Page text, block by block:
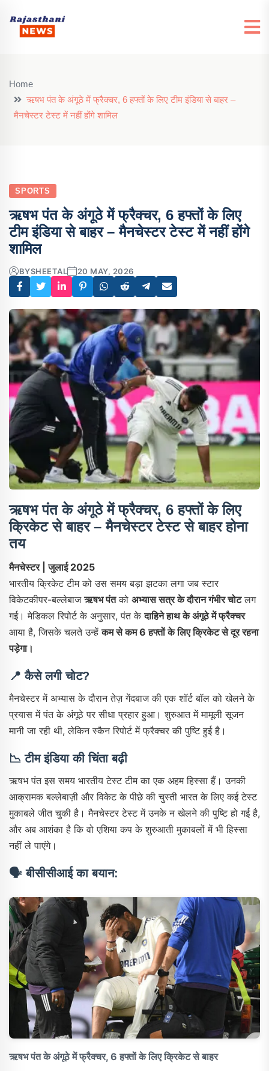
Home
ऋषभ पंत के अंगूठे में फ्रैक्चर, 6 हफ्तों के लिए टीम इंडिया से बाहर –
मैनचेस्टर टेस्ट में नहीं होंगे शामिल
SPORTS
ऋषभ पंत के अंगूठे में फ्रैक्चर, 6 हफ्तों के लिए
टीम इंडिया से बाहर – मैनचेस्टर टेस्ट में नहीं होंगे
शामिल
BYSHEETAL 20 MAY, 2026
ऋषभ पंत के अंगूठे में फ्रैक्चर, 6 हफ्तों के लिए
क्रिकेट से बाहर – मैनचेस्टर टेस्ट से बाहर होना
तय
मैनचेस्टर | जुलाई 2025
भारतीय क्रिकेट टीम को उस समय बड़ा झटका लगा जब स्टार
विकेटकीपर-बल्लेबाजऋषभ पंतको अभ्यास सत्र के दौरान गंभीर चोटलग
गई। मेडिकल रिपोर्ट के अनुसार, पंत केदाहिने हाथ के अंगूठे में फ्रैक्चर
आया है, जिसके चलते उन्हेंकम से कम 6 हफ्तों के लिए क्रिकेट से दूर रहना
पड़ेगा।
📍कैसे लगी चोट?
मैनचेस्टर में अभ्यास के दौरान तेज़ गेंदबाज की एक शॉर्ट बॉल को खेलने के
प्रयास में पंत के अंगूठे पर सीधा प्रहार हुआ। शुरुआत में मामूली सूजन
मानी जा रही थी, लेकिन स्कैन रिपोर्ट में फ्रैक्चर की पुष्टि हुई है।
📉टीम इंडिया की चिंता बढ़ी
ऋषभ पंत इस समय भारतीय टेस्ट टीम का एक अहम हिस्सा हैं। उनकी
आक्रामक बल्लेबाज़ी और विकेट के पीछे की चुस्ती भारत के लिए कई टेस्ट
मुकाबले जीत चुकी है। मैनचेस्टर टेस्ट में उनके न खेलने की पुष्टि हो गई है,
और अब आशंका है कि वो एशिया कप के शुरुआती मुकाबलों में भी हिस्सा
नहीं ले पाएंगे।
🗣️बीसीसीआई का बयान:
ऋषभ पंत के अंगूठे में फ्रैक्चर, 6 हफ्तों के लिए क्रिकेट से बाहर